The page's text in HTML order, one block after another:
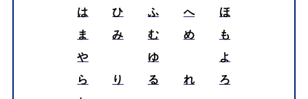
は
ひ ふ へ
ほ
ま
み む め
も
や
ゆ
よ
ら
り る れ
ろ